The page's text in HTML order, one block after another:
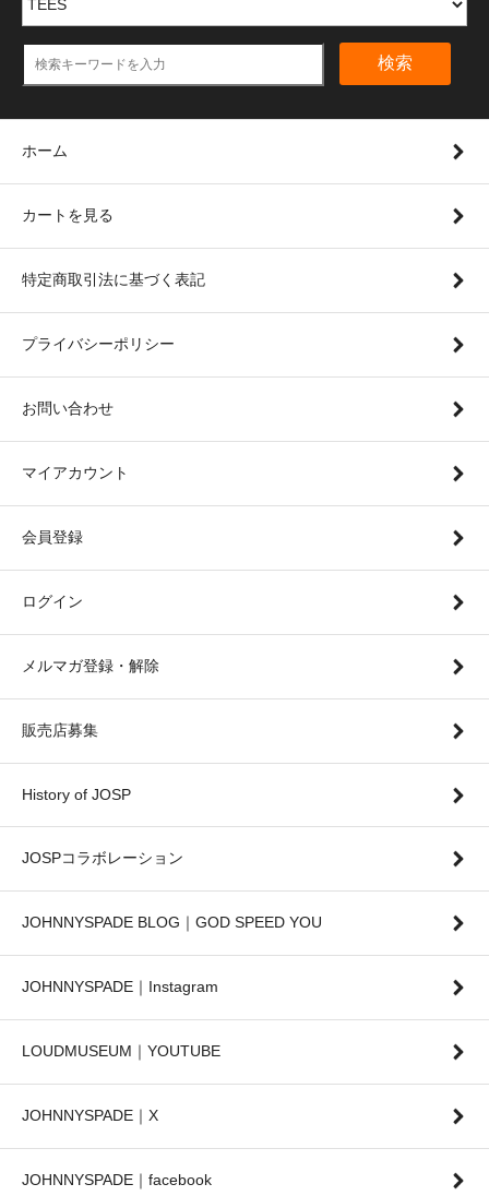
検索
ホーム
カートを見る
特定商取引法に基づく表記
プライバシーポリシー
お問い合わせ
マイアカウント
会員登録
ログイン
メルマガ登録・解除
販売店募集
History of JOSP
JOSPコラボレーション
JOHNNYSPADE BLOG｜GOD SPEED YOU
JOHNNYSPADE｜Instagram
LOUDMUSEUM｜YOUTUBE
JOHNNYSPADE｜X
JOHNNYSPADE｜facebook